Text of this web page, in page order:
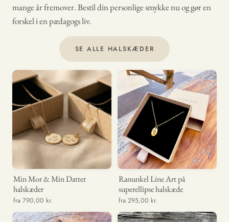
mange år fremover. Bestil din personlige smykke nu og gør en
forskel i en pædagogs liv.
SE ALLE HALSKÆDER
Min Mor & Min Datter
halskæder
fra 790,00 kr.
Ranunkel Line Art på
superellipse halskæde
fra 295,00 kr.